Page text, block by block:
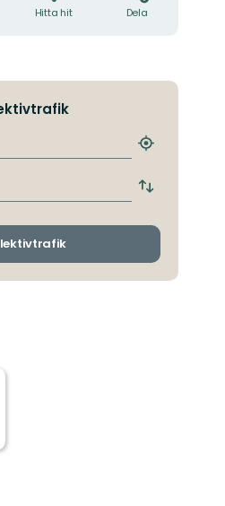
Hitta hit Dela
Hitta
hållplats
Byt
och